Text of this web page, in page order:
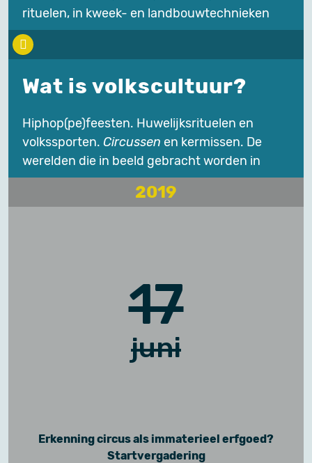
rituelen, in kweek- en landbouwtechnieken
Wat is volkscultuur?
Hiphop(pe)feesten. Huwelijksrituelen en
volkssporten. Circussen en kermissen. De
werelden die in beeld gebracht worden in
2019
17
juni
Erkenning circus als immaterieel erfgoed?
Startvergadering